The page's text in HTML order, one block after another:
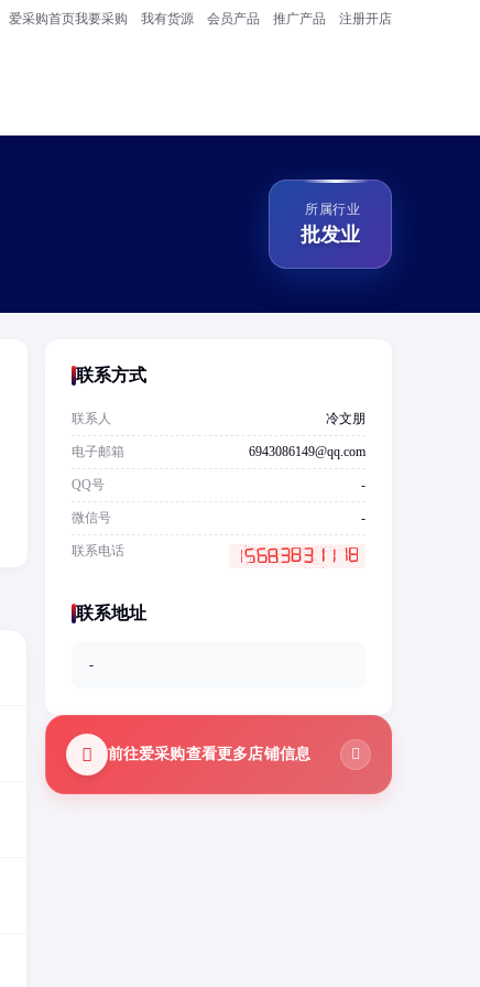
爱采购首页我要采购 我有货源 会员产品 推广产品 注册开店
所属行业
批发业
联系方式
联系人 冷文朋
电子邮箱 6943086149@qq.com
QQ号 -
微信号 -
联系电话
联系地址
-
前往爱采购查看更多店铺信息